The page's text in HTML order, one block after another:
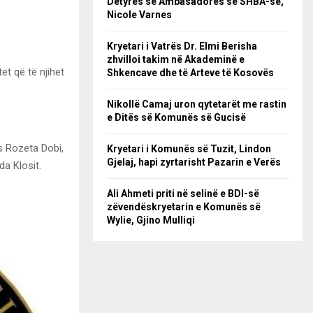
që të njihet
Dobi,
Klosit.
Nicole Varnes
Kryetari i Vatrës Dr. Elmi Berisha
zhvilloi takim në Akademinë e
Shkencave dhe të Arteve të Kosovës
Nikollë Camaj uron qytetarët me rastin
e Ditës së Komunës së Gucisë
Kryetari i Komunës së Tuzit, Lindon
Gjelaj, hapi zyrtarisht Pazarin e Verës
Ali Ahmeti priti në selinë e BDI-së
zëvendëskryetarin e Komunës së
Wylie, Gjino Mulliqi